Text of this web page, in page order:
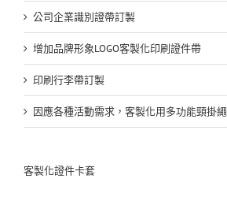
公司企業識別證帶訂製
增加品牌形象LOGO客製化印刷證件帶
印刷行李帶訂製
因應各種活動需求，客製化用多功能頸掛繩
客製化證件卡套